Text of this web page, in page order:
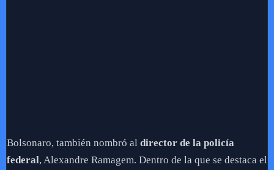
Bolsonaro, también nombró al director de la policía
federal, Alexandre Ramagem. Dentro de la que se destaca el